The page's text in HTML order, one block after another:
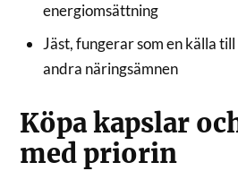
energiomsättning
Jäst, fungerar som en källa
andra näringsämnen
Köpa kapslar
med priorin